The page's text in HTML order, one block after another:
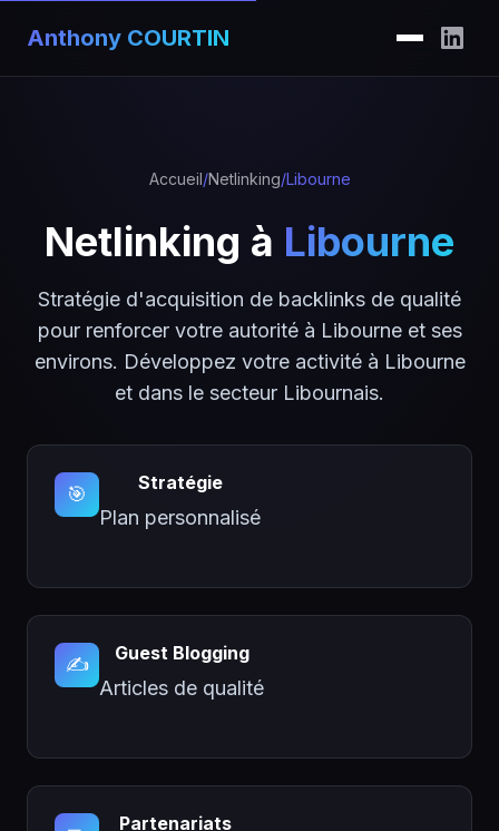
Anthony COURTIN
Accueil/Netlinking/Libourne
Netlinking à Libourne
Stratégie d'acquisition de backlinks de qualité
pour renforcer votre autorité à Libourne et ses
environs. Développez votre activité à Libourne
et dans le secteur Libournais.
🎯 Stratégie
Plan personnalisé
✍️ Guest Blogging
Articles de qualité
Partenariats